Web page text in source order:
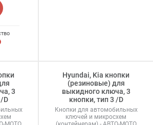
3
D
Hyundai, Kia кнопки
(резиновые) для
выкидного ключа, 3
кнопки, тип 3 /D
Кнопки для автомобильных
ключей и микросхем